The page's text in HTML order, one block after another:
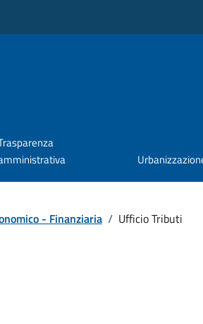
- Finanziaria / Ufficio Tributi